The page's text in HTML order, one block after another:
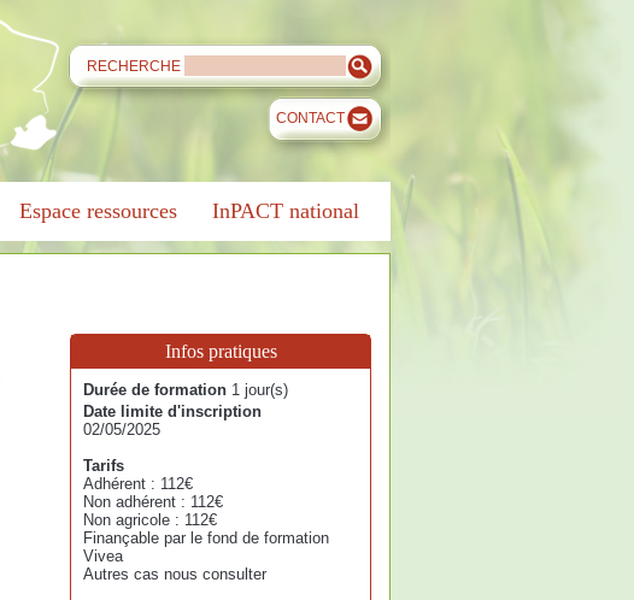
RECHERCHE
CONTACT
Espace ressources InPACT national
Infos pratiques
Durée de formation 1 jour(s)
Date limite d'inscription
02/05/2025
Tarifs
Adhérent : 112€
Non adhérent : 112€
Non agricole : 112€
Finançable par le fond de formation
Vivea
Autres cas nous consulter